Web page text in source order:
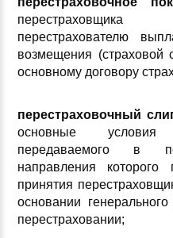
перестрахователю
возмещения (страховой
основному договору
перестраховочный
основные условия
передаваемого в
направления которого
принятия
основании
перестраховании;